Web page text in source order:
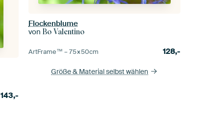
143,-
Flockenblume
vonBo Valentino
ArtFrame™ –75×50cm 128,-
Größe & Material selbst wählen